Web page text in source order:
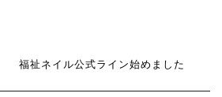
福祉ネイル公式ライン始めました